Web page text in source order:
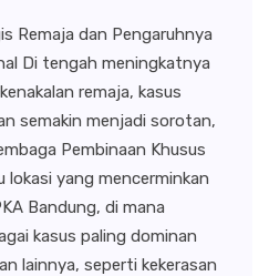
Remaja dan Pengaruhnya
Di tengah meningkatnya
remaja, kasus
semakin menjadi sorotan,
Pembinaan Khusus
lokasi yang mencerminkan
Bandung, di mana
kasus paling dominan
lainnya, seperti kekerasan